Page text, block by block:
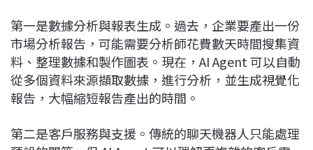
第一是數據分析與報表生成。過去，企業要產出一份
市場分析報告，可能需要分析師花費數天時間搜集資
料、整理數據和製作圖表。現在，AI Agent 可以自動
從多個資料來源擷取數據，進行分析，並生成視覺化
報告，大幅縮短報告產出的時間。
第二是客戶服務與支援。傳統的聊天機器人只能處理